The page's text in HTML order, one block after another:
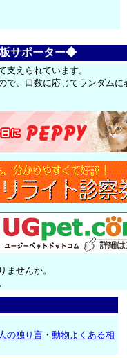
サポーター◆
支えられています。
で、口数に応じてランダムに
ませんか。
の独り言 ・動物よくある相